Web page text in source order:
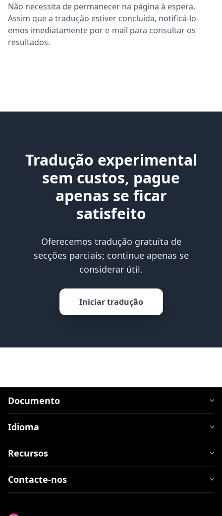
Não necessita de permanecer na página à espera.
Assim que a tradução estiver concluída, notificá-lo-
emos imediatamente por e-mail para consultar os
resultados.
Tradução experimental
sem custos, pague
apenas se ficar
satisfeito
Oferecemos tradução gratuita de
secções parciais; continue apenas se
considerar útil.
Iniciar tradução
Documento
Idioma
Recursos
Contacte-nos